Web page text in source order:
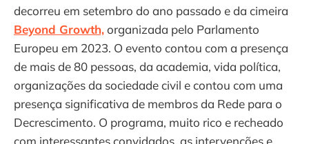
decorreu em setembro do ano passado e da cimeira
Beyond Growth,organizada pelo Parlamento
Europeu em 2023. O evento contou com a presença
de mais de 80 pessoas, da academia, vida política,
organizações da sociedade civil e contou com uma
presença significativa de membros da Rede para o
Decrescimento. O programa, muito rico e recheado
com interessantes convidados, as intervenções e